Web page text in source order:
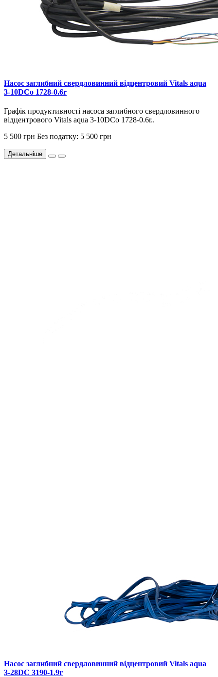
Насос заглибний свердловинний відцентровий Vitals aqua
3-10DCo 1728-0.6r
Графік продуктивності насоса заглибного свердловинного
відцентрового Vitals aqua 3-10DCo 1728-0.6r..
5 500 грн Без податку: 5 500 грн
Детальніше
Насос заглибний свердловинний відцентровий Vitals aqua
3-28DC 3190-1.9r